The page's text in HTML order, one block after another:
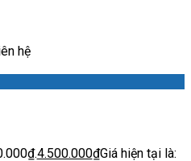
hệ
4.500.000₫Giá hiện tại là: